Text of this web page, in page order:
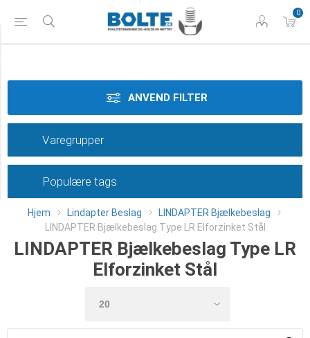
0
Hjem Lindapter Beslag
LINDAPTER Bjælkebeslag
LINDAPTER Bjælkebeslag Type LR Elforzinket Stål
LINDAPTER Bjælkebeslag Type LR
Elforzinket Stål
ANVEND FILTER
Type
Category
Varegrupper
Populære tags